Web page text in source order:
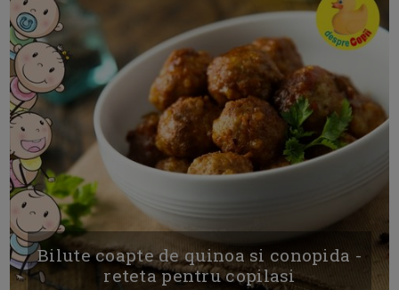
Bilute coapte de quinoa si conopida -
reteta pentru copilasi